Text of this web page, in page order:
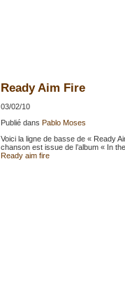
Ready Aim Fire
03/02/10
Publié dans Pablo Moses
Voici la ligne de basse de « Ready
chanson est issue de l’album « In
Ready aim fire